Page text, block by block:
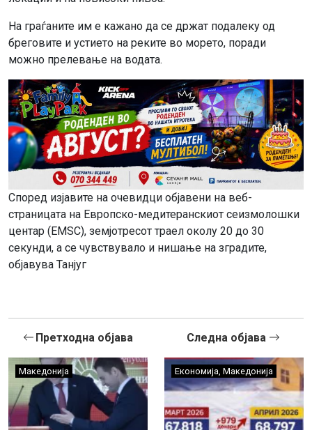
На граѓаните им е кажано да се држат подалеку од
бреговите и устието на реките во морето, поради
можно прелевање на водата.
Според изјавите на очевидци објавени на веб-
страницата на Европско-медитеранскиот сеизмолошки
центар (EMSC), земјотресот траел околу 20 до 30
секунди, а се чувствувало и нишање на зградите,
објавува Танјуг
Претходна објава
Македонија
Следна објава
Економија Македонија